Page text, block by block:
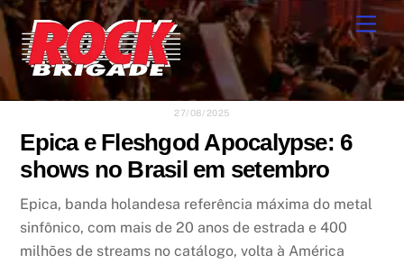
Skip
to
content
27/08/2025
Epica e Fleshgod Apocalypse: 6
shows no Brasil em setembro
Epica, banda holandesa referência máxima do metal
sinfônico, com mais de 20 anos de estrada e 400
milhões de streams no catálogo, volta à América